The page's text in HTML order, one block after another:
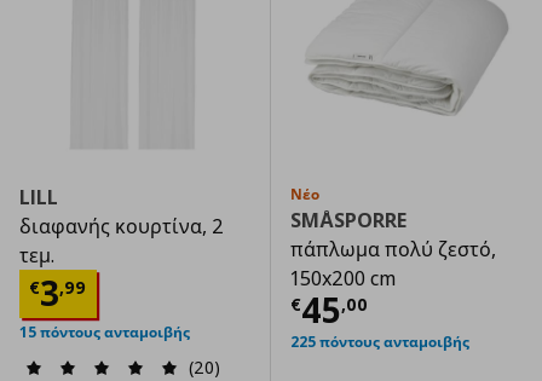
LILL
διαφανής κουρτίνα, 2
τεμ.
€3,99
Τρέχουσα τιμή € 3,99
15 πόντους ανταμοιβής
(20)
Νέο
SMÅSPORRE
πάπλωμα πολύ ζεστό,
150x200 cm
€45,00
Τρέχουσα
225 πόντους ανταμοιβής